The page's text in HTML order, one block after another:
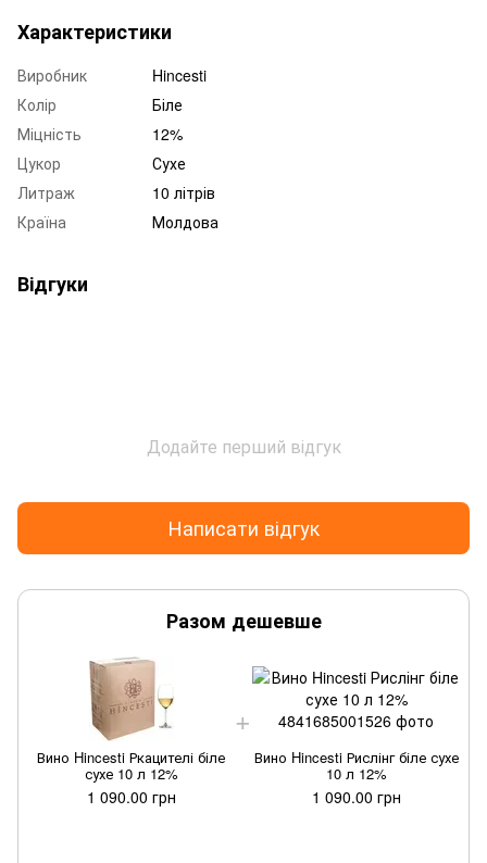
Характеристики
Виробник
Hincesti
Колір
Біле
Міцність
12%
Цукор
Сухе
Литраж
10 літрів
Країна
Молдова
Відгуки
Додайте перший відгук
Написати відгук
Разом дешевше
Вино Hincesti Ркацителі біле
сухе 10 л 12%
1 090.00 грн
Вино Hincesti Рислінг біле сухе
10 л 12%
1 090.00 грн